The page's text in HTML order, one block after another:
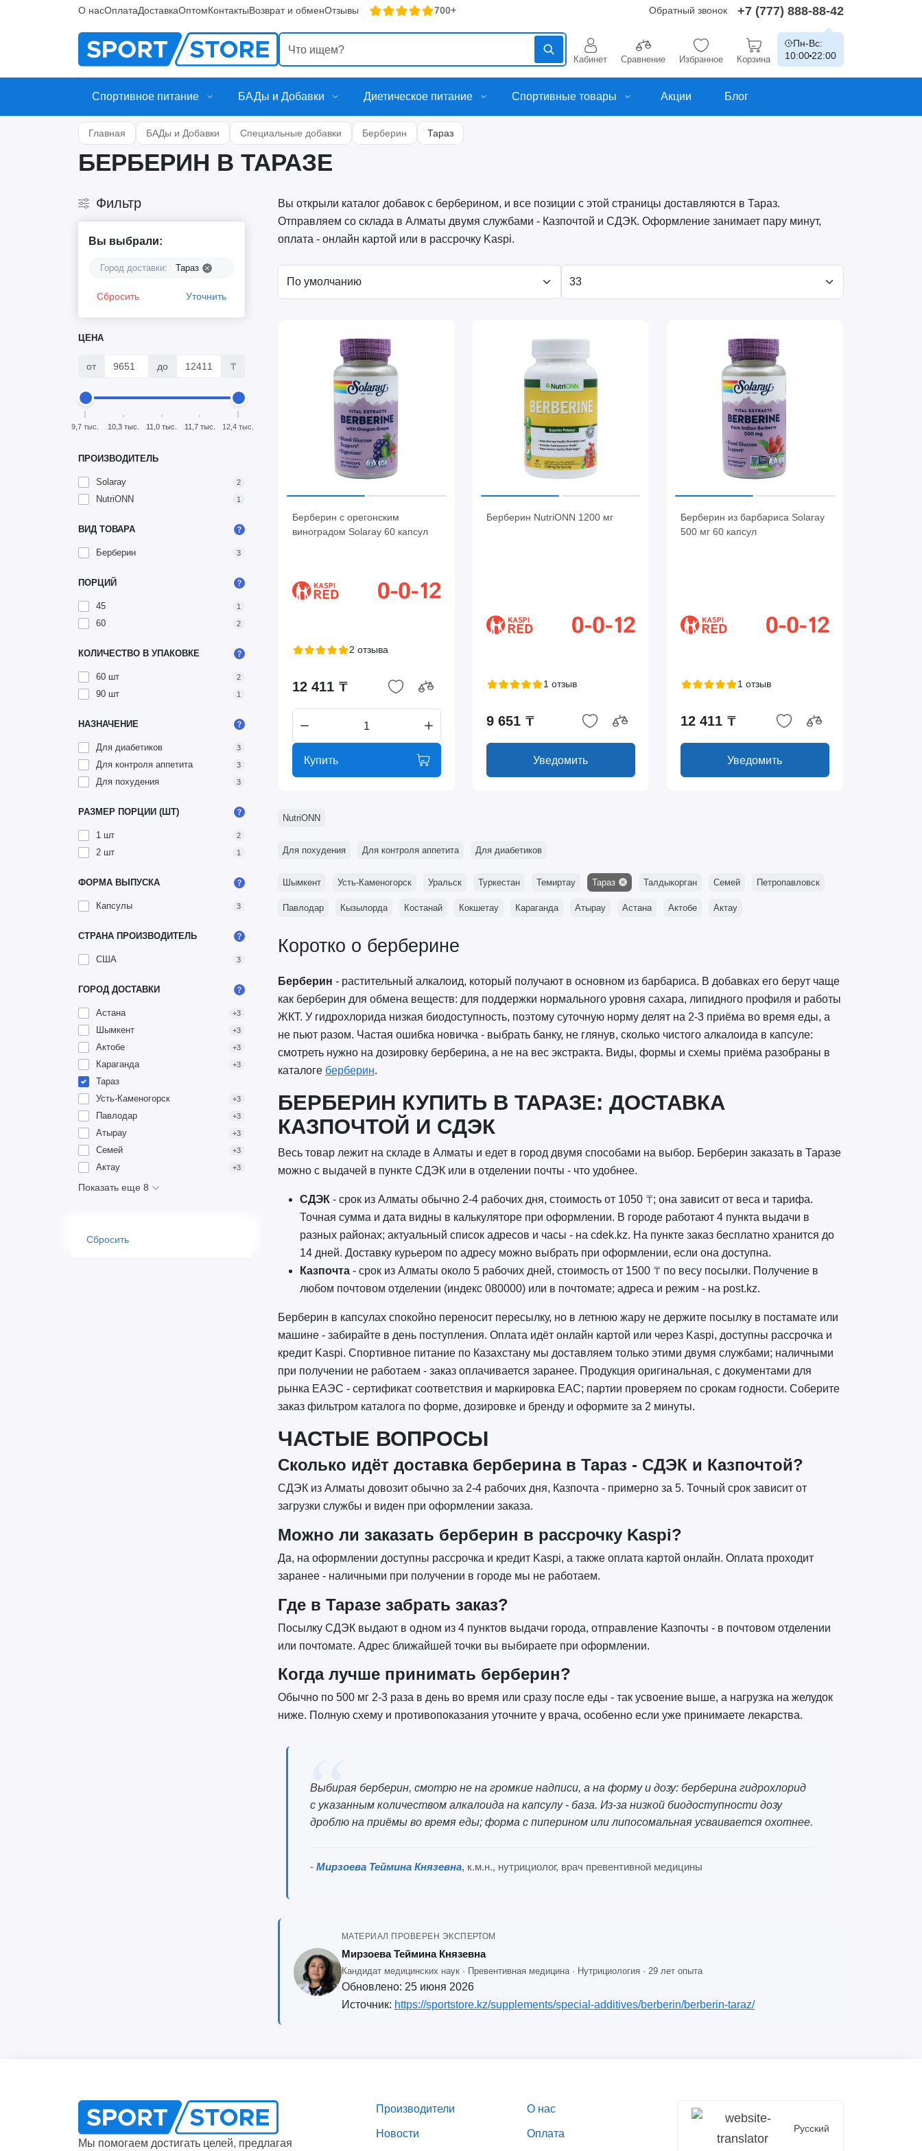
О насОплатаДоставкаОптомКонтактыВозврат и обменОтзывы 700+ Обратный звонок +7 (777) 888-88-42
Кабинет Сравнение Избранное Корзина
Пн-Вс:
10:00 22:00
Спортивное питание БАДы и Добавки Диетическое питание Спортивные товары Акции Блог
Главная БАДы и Добавки Специальные добавки Берберин Тараз
БЕРБЕРИН В ТАРАЗЕ
Фильтр
Вы выбрали:
Город доставки: Тараз
Сбросить Уточнить
ЦЕНА
от до ₸
9,7 тыс. 10,3 тыс. 11,0 тыс. 11,7 тыс. 12,4 тыс.
ПРОИЗВОДИТЕЛЬ
Solaray 2
NutriONN 1
ВИД ТОВАРА
Берберин 3
ПОРЦИЙ
45 1
60 2
КОЛИЧЕСТВО В УПАКОВКЕ
60 шт 2
90 шт 1
НАЗНАЧЕНИЕ
Для диабетиков 3
Для контроля аппетита 3
Для похудения 3
РАЗМЕР ПОРЦИИ (ШТ)
1 шт 2
2 шт 1
ФОРМА ВЫПУСКА
Капсулы 3
СТРАНА ПРОИЗВОДИТЕЛЬ
США 3
ГОРОД ДОСТАВКИ
Астана +3
Шымкент +3
Актобе +3
Караганда +3
Тараз
Усть-Каменогорск
+3
Павлодар +3
Атырау +3
Семей +3
Актау +3
Показать еще 8
Сбросить
Вы открыли каталог добавок с берберином, и все позиции с этой страницы доставляются в Тараз.
Отправляем со склада в Алматы двумя службами - Казпочтой и СДЭК. Оформление занимает пару минут,
оплата - онлайн картой или в рассрочку Kaspi.
Берберин с орегонским
виноградом Solaray 60 капсул
2 отзыва
12 411 ₸
Купить
Берберин NutriONN 1200 мг
1 отзыв
9 651 ₸
Уведомить
Берберин из барбариса Solaray
500 мг 60 капсул
1 отзыв
12 411 ₸
Уведомить
NutriONN
Для похудения Для контроля аппетита Для диабетиков
Шымкент Усть-Каменогорск Уральск Туркестан Темиртау Тараз Талдыкорган Семей Петропавловск
Павлодар Кызылорда Костанай Кокшетау Караганда Атырау Астана Актобе Актау
Коротко о берберине
Берберин - растительный алкалоид, который получают в основном из барбариса. В добавках его берут чаще
как берберин для обмена веществ: для поддержки нормального уровня сахара, липидного профиля и работы
ЖКТ. У гидрохлорида низкая биодоступность, поэтому суточную норму делят на 2-3 приёма во время еды, а
не пьют разом. Частая ошибка новичка - выбрать банку, не глянув, сколько чистого алкалоида в капсуле:
смотреть нужно на дозировку берберина, а не на вес экстракта. Виды, формы и схемы приёма разобраны в
каталоге берберин.
БЕРБЕРИН КУПИТЬ В ТАРАЗЕ: ДОСТАВКА
КАЗПОЧТОЙ И СДЭК
Весь товар лежит на складе в Алматы и едет в город двумя способами на выбор. Берберин заказать в Таразе
можно с выдачей в пункте СДЭК или в отделении почты - что удобнее.
СДЭК- срок из Алматы обычно 2-4 рабочих дня, стоимость от 1050 ₸; она зависит от веса и тарифа.
Точная сумма и дата видны в калькуляторе при оформлении. В городе работают 4 пункта выдачи в
разных районах; актуальный список адресов и часы - на cdek.kz. На пункте заказ бесплатно хранится до
14 дней. Доставку курьером по адресу можно выбрать при оформлении, если она доступна.
Казпочта- срок из Алматы около 5 рабочих дней, стоимость от 1500 ₸ по весу посылки. Получение в
любом почтовом отделении (индекс 080000) или в почтомате; адреса и режим - на post.kz.
Берберин в капсулах спокойно переносит пересылку, но в летнюю жару не держите посылку в постамате или
машине - забирайте в день поступления. Оплата идёт онлайн картой или через Kaspi, доступны рассрочка и
кредит Kaspi. Спортивное питание по Казахстану мы доставляем только этими двумя службами; наличными
при получении не работаем - заказ оплачивается заранее. Продукция оригинальная, с документами для
рынка ЕАЭС - сертификат соответствия и маркировка EAC; партии проверяем по срокам годности. Соберите
заказ фильтром каталога по форме, дозировке и бренду и оформите за 2 минуты.
ЧАСТЫЕ ВОПРОСЫ
Сколько идёт доставка берберина в Тараз - СДЭК и Казпочтой?
СДЭК из Алматы довозит обычно за 2-4 рабочих дня, Казпочта - примерно за 5. Точный срок зависит от
загрузки службы и виден при оформлении заказа.
Можно ли заказать берберин в рассрочку Kaspi?
Да, на оформлении доступны рассрочка и кредит Kaspi, а также оплата картой онлайн. Оплата проходит
заранее - наличными при получении в городе мы не работаем.
Где в Таразе забрать заказ?
Посылку СДЭК выдают в одном из 4 пунктов выдачи города, отправление Казпочты - в почтовом отделении
или почтомате. Адрес ближайшей точки вы выбираете при оформлении.
Когда лучше принимать берберин?
Обычно по 500 мг 2-3 раза в день во время или сразу после еды - так усвоение выше, а нагрузка на желудок
ниже. Полную схему и противопоказания уточните у врача, особенно если уже принимаете лекарства.
Выбирая берберин, смотрю не на громкие надписи, а на форму и дозу: берберина гидрохлорид
с указанным количеством алкалоида на капсулу - база. Из-за низкой биодоступности дозу
дроблю на приёмы во время еды; форма с пиперином или липосомальная усваивается охотнее.
-Мирзоева Теймина Князевна, к.м.н., нутрициолог, врач превентивной медицины
МАТЕРИАЛ ПРОВЕРЕН ЭКСПЕРТОМ
Мирзоева Теймина Князевна
Кандидат медицинских наук · Превентивная медицина · Нутрициология · 29 лет опыта
Обновлено: 25 июня 2026
Источник: https://sportstore.kz/supplements/special-additives/berberin/berberin-taraz/
Мы помогаем достигать целей, предлагая
Производители
Новости
О нас
Оплата Русский